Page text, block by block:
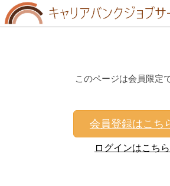
このページは会員限定で
会員登録はこち
ログインはこちら